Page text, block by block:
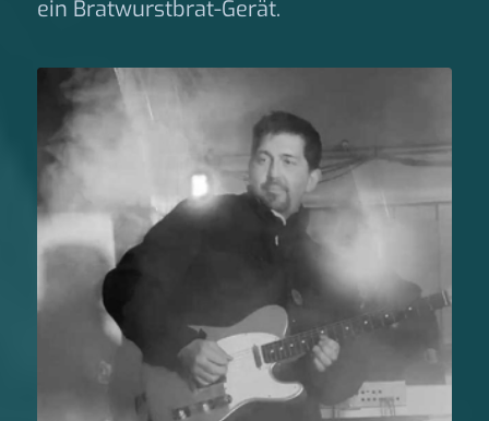
ein Bratwurstbrat-Gerät.